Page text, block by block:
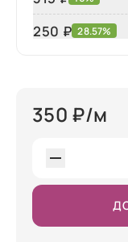
250 ₽ 28.57%
350 ₽/м